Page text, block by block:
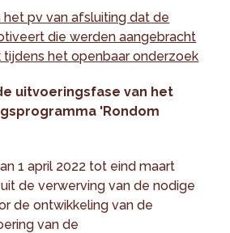
het pv van afsluiting dat de
die werden aangebracht
tijdens het openbaar onderzoek
uitvoeringsfase van het
'Rondom
1 april 2022 tot eind maart
de verwerving van de nodige
de ontwikkeling van de
van de